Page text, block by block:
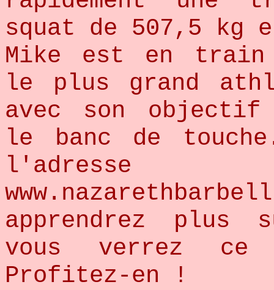
squat de 507,5 kg
Mike est en train
le plus grand
avec son
le banc de
apprendrez
vous verrez
Profitez-en !